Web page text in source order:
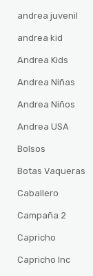
andrea juvenil
andrea kid
Andrea Kids
Andrea Niñas
Andrea Niños
Andrea USA
Bolsos
Botas Vaqueras
Caballero
Campaña 2
Capricho
Capricho Inc